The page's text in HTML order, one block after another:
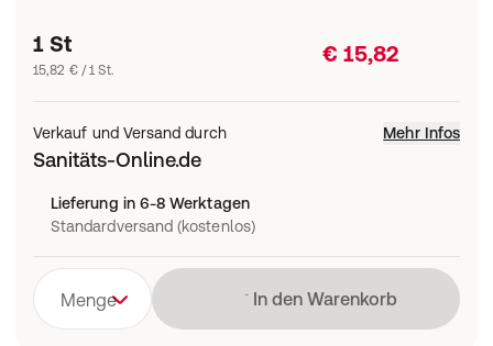
1 St
15,82 € / 1 St.
€ 15,82
Verkauf und Versand durch Mehr Infos
Sanitäts-Online.de
Lieferung in 6-8 Werktagen
Standardversand (kostenlos)
Menge Lädt
In den Warenkorb